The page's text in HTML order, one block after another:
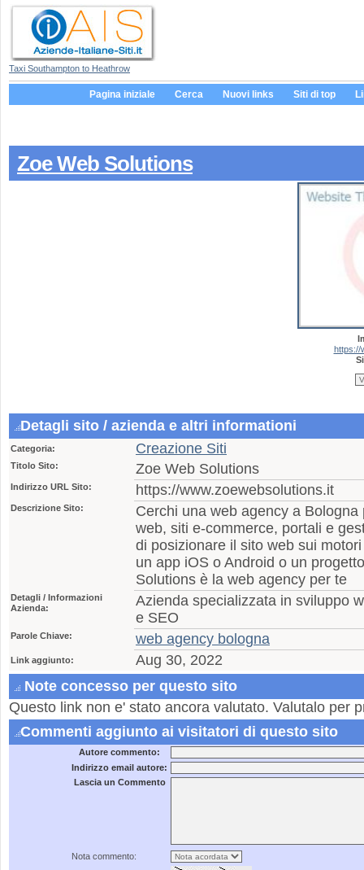
Taxi Southampton to Heathrow
Pagina iniziale Cerca Nuovi links Siti di top
Zoe Web Solutions
https://
Detagli sito / azienda e altri informationi
Categoria: Creazione Siti
Titolo Sito: Zoe Web Solutions
Indirizzo URL Sito: https://www.zoewebsolutions.it
Descrizione Sito:
Cerchi una web agency a
web, siti e-commerce, portali e
di posizionare il sito web sui
un app iOS o Android o un
Solutions è la web agency per te
Detagli / Informazioni
Azienda:
Azienda specializzata in sviluppo
e SEO
Parole Chiave: web agency bologna
Link aggiunto:
Aug 30, 2022
Note concesso per questo sito
Questo link non e' stato ancora valutato. Valutalo per
Commenti aggiunto ai visitatori di questo sito
Autore commento:
Indirizzo email autore:
Lascia un Commento
Nota commento: